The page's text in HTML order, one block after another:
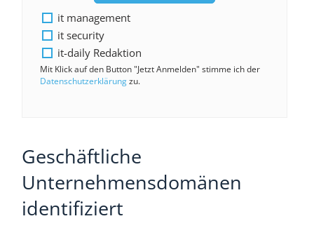
it management
it security
it-daily Redaktion
Mit Klick auf den Button "Jetzt Anmelden" stimme ich der
Datenschutzerklärungzu.
Geschäftliche
Unternehmensdomänen
identifiziert